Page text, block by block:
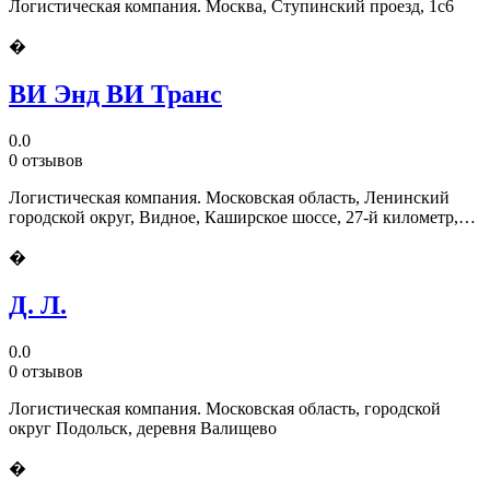
Логистическая компания. Москва, Ступинский проезд, 1с6
�
ВИ Энд ВИ Транс
0.0
0 отзывов
Логистическая компания. Московская область, Ленинский
городской округ, Видное, Каширское шоссе, 27-й километр,
�
Д. Л.
0.0
0 отзывов
Логистическая компания. Московская область, городской
округ Подольск, деревня Валищево
�